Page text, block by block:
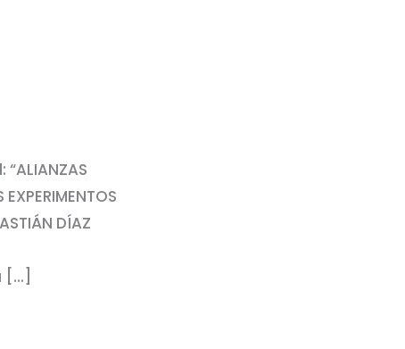
DÍAZ
[…]